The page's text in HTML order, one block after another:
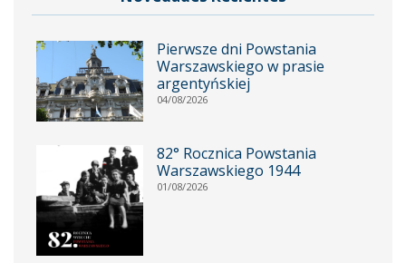
Pierwsze dni Powstania
Warszawskiego w prasie
argentyńskiej
04/08/2026
82° Rocznica Powstania
Warszawskiego 1944
01/08/2026